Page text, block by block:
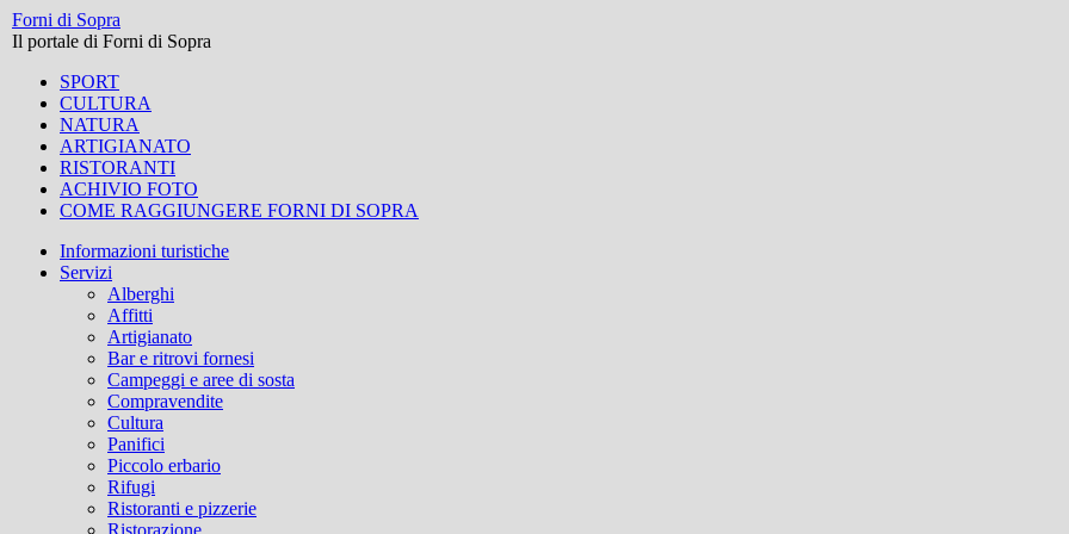
Forni di Sopra
Il portale di Forni di Sopra
SPORT
CULTURA
NATURA
ARTIGIANATO
RISTORANTI
ACHIVIO FOTO
COME RAGGIUNGERE FORNI DI SOPRA
Informazioni turistiche
Servizi
Alberghi
Affitti
Artigianato
Bar e ritrovi fornesi
Campeggi e aree di sosta
Compravendite
Cultura
Panifici
Piccolo erbario
Rifugi
Ristoranti e pizzerie
Ristorazione